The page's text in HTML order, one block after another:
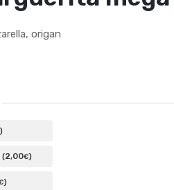
origan
)
(2,00€)
)